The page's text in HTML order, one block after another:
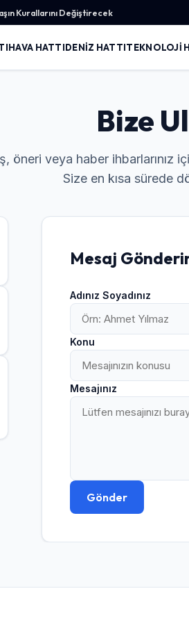
Kurallarını Değiştirecek
HAVA HATTIDENIZ HATTITEKNOLOJI
Bize
öneri veya haber ihbarlarınız
Size en kısa sürede
Mesaj
Adınız Soyadınız
Konu
Mesajınız
Gönder
Giriş Yap
Kullanıcı Adı veya E-posta